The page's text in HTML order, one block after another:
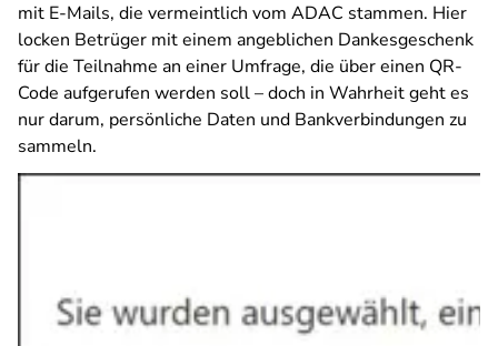
mit E-Mails, die vermeintlich vom ADAC stammen. Hier
locken Betrüger mit einem angeblichen Dankesgeschenk
für die Teilnahme an einer Umfrage, die über einen QR-
Code aufgerufen werden soll – doch in Wahrheit geht es
nur darum, persönliche Daten und Bankverbindungen zu
sammeln.